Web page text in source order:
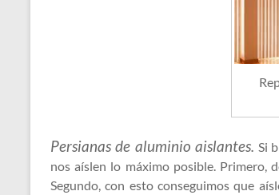
Persianas de aluminio aislantes. Si
nos aíslen lo máximo posible. Primero,
Segundo, con esto conseguimos que